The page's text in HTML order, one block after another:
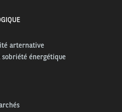
arternative
énergétique